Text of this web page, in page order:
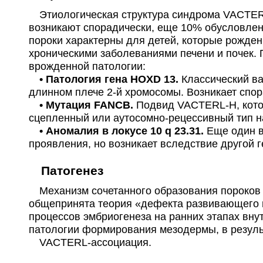
Этиологическая структура синдрома
возникают спорадически, еще 10%
пороки характерны для детей, которые
хроническими заболеваниями печени и
врожденной патологии:
• Патология гена HOXD 13. Классический
длинном плече 2-й хромосомы. Возникает
• Мутация FANCB. Подвид VACTERL-H,
сцепленный или аутосомно-рецессивный тип
• Аномалия в локусе 10 q 23.31. Еще один
проявления, но возникает вследствие другой
Патогенез
Механизм сочетанного образования
общепринята теория «дефекта
процессов эмбриогенеза на ранних этапах
патологии формирования мезодермы, в
VACTERL-ассоциация.